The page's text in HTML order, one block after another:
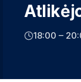
18:00 –